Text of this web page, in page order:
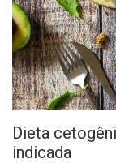
Dieta
indicada